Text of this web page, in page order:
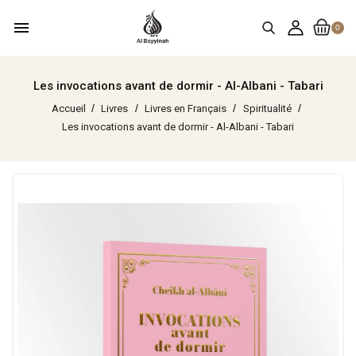
0
menu
Les invocations avant de dormir - Al-Albani - Tabari
Accueil Livres Livres en Français
Spiritualité
Les invocations avant de dormir - Al-Albani - Tabari